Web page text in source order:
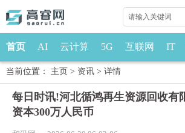
首页 AI 云计算 5G 互联网 IT
当前位置： 主页 > 资讯 > 详情
每日时讯!河北循鸿再生资源回收有
资本300万人民币